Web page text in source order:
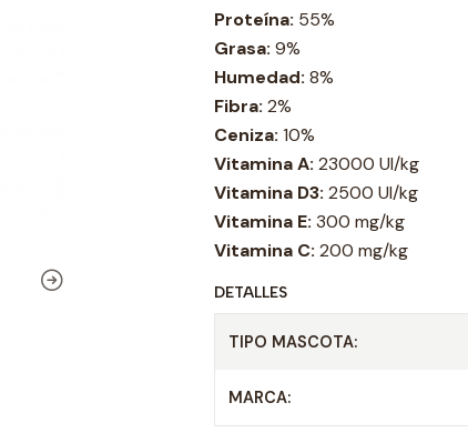
Proteína: 55%
Grasa: 9%
Humedad: 8%
Fibra: 2%
Ceniza: 10%
Vitamina A: 23000 UI/kg
Vitamina D3: 2500 UI/kg
Vitamina E: 300 mg/kg
Vitamina C: 200 mg/kg
DETALLES
TIPO MASCOTA:
MARCA: